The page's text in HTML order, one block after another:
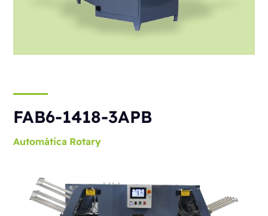
FAB6-1418-3APB
Automática Rotary